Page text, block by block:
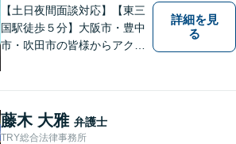
【土日夜間面談対応】【東三
国駅徒歩５分】大阪市・豊中
市・吹田市の皆様からアクセ
詳細を見
る
藤木 大雅 弁護士
TRY総合法律事務所